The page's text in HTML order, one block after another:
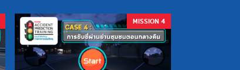
MISSION 4